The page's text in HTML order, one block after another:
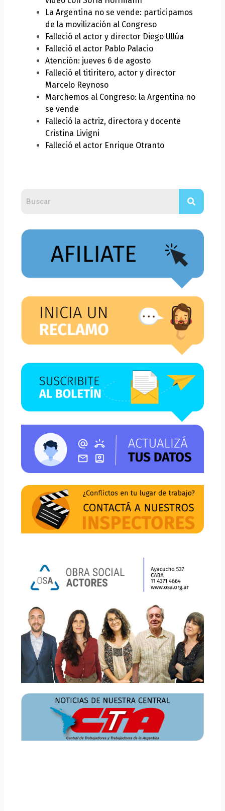
La Argentina no se vende: participamos
de la movilización al Congreso
Falleció el actor y director Diego Ullúa
Falleció el actor Pablo Palacio
Atención: jueves 6 de agosto
Falleció el titiritero, actor y director
Marcelo Reynoso
Marchemos al Congreso: la Argentina no
se vende
Falleció la actriz, directora y docente
Cristina Livigni
Falleció el actor Enrique Otranto